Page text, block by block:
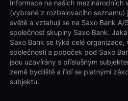
Informace na našich mezinárodních
(vybrané z rozbalovacího seznamu)
světě a vztahují se na Saxo Bank A/
společnost skupiny Saxo Bank.
Saxo Bank se týká celé
společností a poboček pod Saxo
jsou uzavírány s příslušným
země bydliště a řídí se platnými
subjektu.